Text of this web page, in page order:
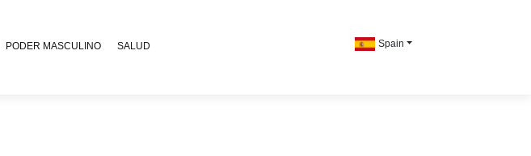
PODER MASCULINO SALUD Spain